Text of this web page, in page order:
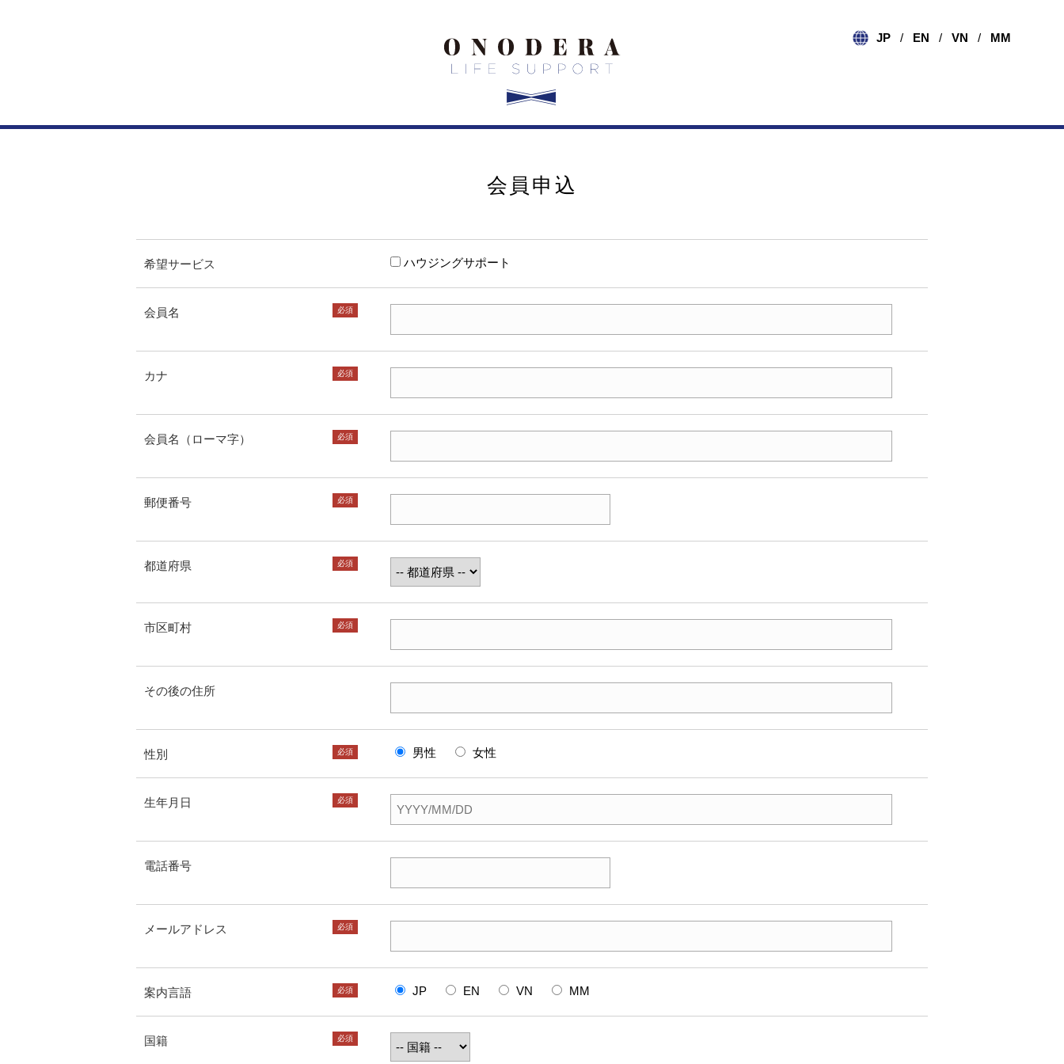
JP EN VN MM
会員申込
希望サービス ハウジングサポート
会員名 必須
カナ 必須
会員名（ローマ字） 必須
郵便番号 必須
都道府県 必須
市区町村 必須
その後の住所
性別 必須 男性 女性
生年月日 必須
電話番号
メールアドレス 必須
案内言語 必須 JP EN VN MM
国籍 必須